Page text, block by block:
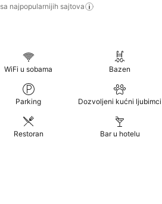
najpopularnijih sajtova
WiFi u sobama Bazen
Parking Dozvoljeni kućni ljubimci
Restoran Bar u hotelu